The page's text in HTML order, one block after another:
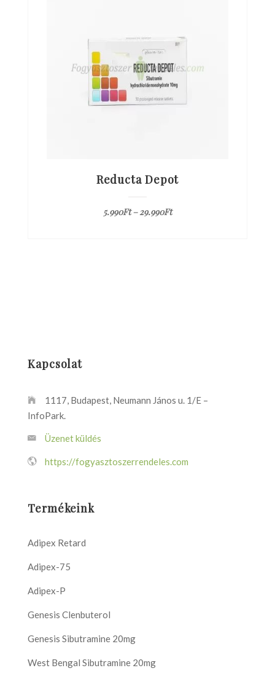
Reducta Depot
5.990Ft–29.990Ft
Kapcsolat
1117, Budapest, Neumann János u. 1/E –
InfoPark.
Üzenet küldés
https://fogyasztoszerrendeles.com
Termékeink
Adipex Retard
Adipex-75
Adipex-P
Genesis Clenbuterol
Genesis Sibutramine 20mg
West Bengal Sibutramine 20mg